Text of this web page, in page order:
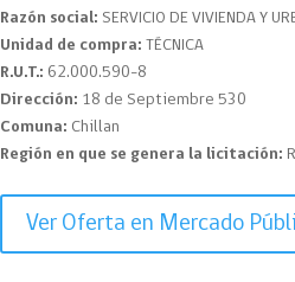
Razón social: SERVICIO DE VIVIENDA Y
Unidad de compra: TÉCNICA
R.U.T.: 62.000.590-8
Dirección: 18 de Septiembre 530
Comuna: Chillan
Región en que se genera la licitación:
Ver Oferta en Mercado